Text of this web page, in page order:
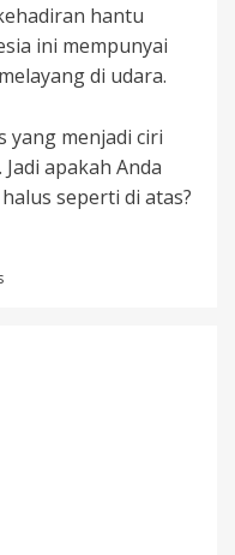
hantu
ini mempunyai
di udara.
yang menjadi ciri
apakah Anda
seperti di atas?